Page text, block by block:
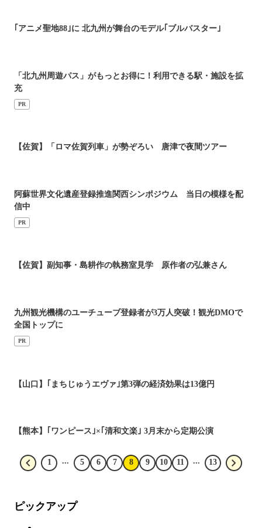
｢アニメ聖地88｣に 北九州が舞台のモデル｢ブルバスター｣
「北九州周遊パス」がもっとお得に！利用できる駅・施設を拡
充
PR
【佐賀】「ロマ佐賀列車」が勢ぞろい 唐津で夜間ツアー
阿蘇世界文化遺産登録推進関西シンポジウム 当日の模様を配
信中
PR
【佐賀】副知事・島耕作の執務室見学 原作者の弘兼さん
九州観光機構のユーチューブ登録者が3万人突破！観光DMOで
全国トップに
PR
【山口】｢まちじゅうエヴァ｣第3弾の経済効果は13億円
【熊本】｢ワンピース｣×｢清和文楽｣ 3月末から定期公演
1 ... 5 6 7 8 9 10 11 ... 13
ピックアップ